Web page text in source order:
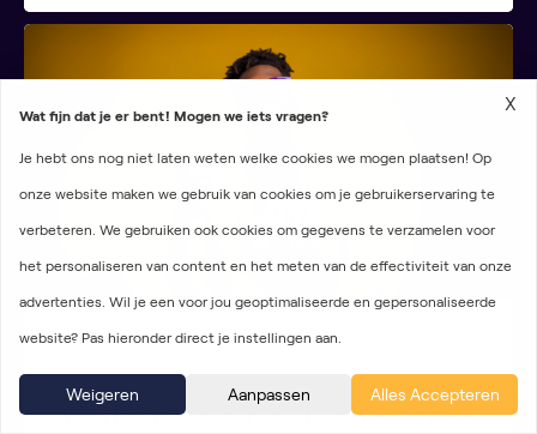
Werken zonder diploma: Jouw
Wat fijn dat je er bent! Mogen we iets vragen?
Je hebt ons nog niet laten weten welke cookies we mogen plaatsen! Op
onze website maken we gebruik van cookies om je gebruikerservaring te
verbeteren. We gebruiken ook cookies om gegevens te verzamelen voor
het personaliseren van content en het meten van de effectiviteit van onze
advertenties. Wil je een voor jou geoptimaliseerde en gepersonaliseerde
website? Pas hieronder direct je instellingen aan.
Weigeren Aanpassen Alles Accepteren
X